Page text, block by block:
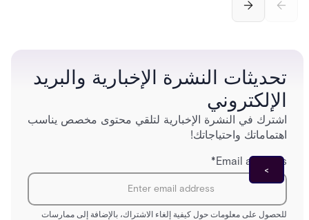
تحديثات النشرة الإخبارية والبريد
الإلكتروني
اشترك في النشرة الإخبارية لتلقي محتوى مخصص يناسب
اهتماماتك واحتياجاتك!
Email address
*
للحصول على معلومات حول كيفية إلغاء الاشتراك، بالإضافة إلى ممارسات